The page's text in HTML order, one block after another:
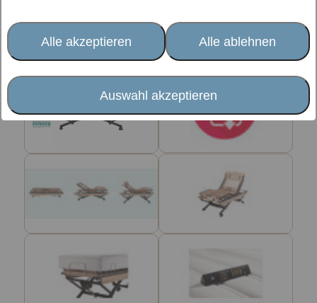
Alle akzeptieren Alle ablehnen
Auswahl akzeptieren